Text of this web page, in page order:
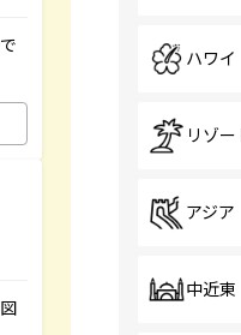
ハワイ
リゾー
アジア
中近東